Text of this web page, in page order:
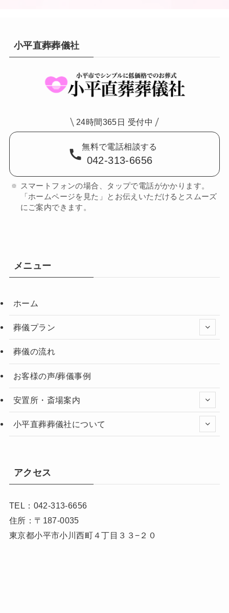
小平直葬葬儀社
24時間365日 受付中
無料で電話相談する
042-313-6656
スマートフォンの場合、タップで電話がかかります。
「ホームページを見た」とお伝えいただけるとスムーズ
にご案内できます。
メニュー
ホーム
葬儀プラン
葬儀の流れ
お客様の声/葬儀事例
安置所・斎場案内
小平直葬葬儀社について
アクセス
TEL：042-313-6656
住所：〒187-0035
東京都小平市小川西町４丁目３３−２０